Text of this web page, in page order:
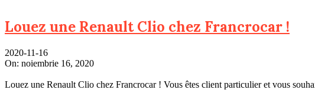
Louez une Renault Clio chez Francrocar !
2020-11-16
On: noiembrie 16, 2020
Louez une Renault Clio chez Francrocar ! Vous êtes client particulier et vous